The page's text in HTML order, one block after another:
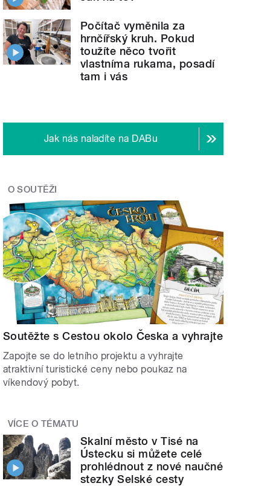
Počítač vyměnila za
hrnčířský kruh. Pokud
toužíte něco tvořit
vlastníma rukama, posadí
tam i vás
Jak nás naladíte na DABu
O SOUTĚŽI
Soutěžte s Cestou okolo Česka a vyhrajte
Zapojte se do letního projektu a vyhrajte
atraktivní turistické ceny nebo poukaz na
víkendový pobyt.
VÍCE O TÉMATU
Skalní město v Tisé na
Ústecku si můžete celé
prohlédnout z nové naučné
stezky Selské cesty